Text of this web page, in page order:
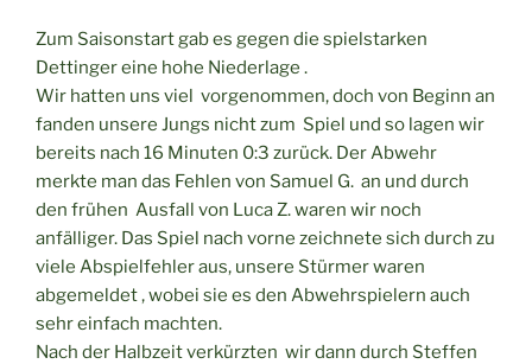
Zum Saisonstart gab es gegen die spielstarken
Dettinger eine hohe Niederlage .
Wir hatten uns viel vorgenommen, doch von Beginn an
fanden unsere Jungs nicht zum Spiel und so lagen wir
bereits nach 16 Minuten 0:3 zurück. Der Abwehr
merkte man das Fehlen von Samuel G. an und durch
den frühen Ausfall von Luca Z. waren wir noch
anfälliger. Das Spiel nach vorne zeichnete sich durch zu
viele Abspielfehler aus, unsere Stürmer waren
abgemeldet , wobei sie es den Abwehrspielern auch
sehr einfach machten.
Nach der Halbzeit verkürzten wir dann durch Steffen